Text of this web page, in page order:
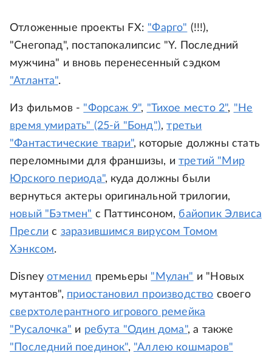
Отложенные проекты FX: "Фарго" (!!!),
"Снегопад", постапокалипсис "Y. Последний
мужчина" и вновь перенесенный сэдком
"Атланта".
Из фильмов - "Форсаж 9", "Тихое место 2", "Не
время умирать" (25-й "Бонд"),третьи
"Фантастические твари", которые должны стать
переломными для франшизы, итретий "Мир
Юрского периода", куда должны были
вернуться актеры оригинальной трилогии,
новый "Бэтмен" с Паттинсоном, байопик Элвиса
Пресли с заразившимся вирусом Томом
Хэнксом.
Disneyотменил премьеры "Мулан" и "Новых
мутантов", приостановил производство своего
сверхтолерантного игрового ремейка
"Русалочка" и ребута "Один дома", а также
"Последний поединок", "Аллею кошмаров"